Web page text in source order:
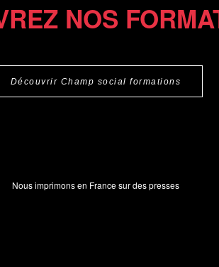
NOS
Découvrir Champ social formations
Nous imprimons en France sur des presses